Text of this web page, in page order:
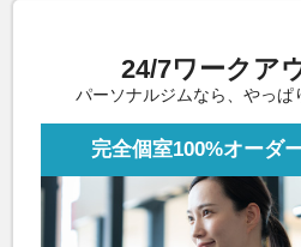
24/7ワークア
パーソナルジムなら、やっぱ
完全個室100%オーダ